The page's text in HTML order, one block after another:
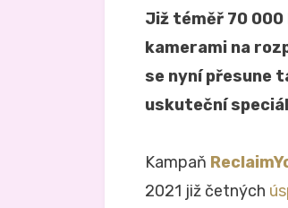
Již téměř 70
kamerami na
se nyní přesune
uskuteční
Kampaň
2021 již četných